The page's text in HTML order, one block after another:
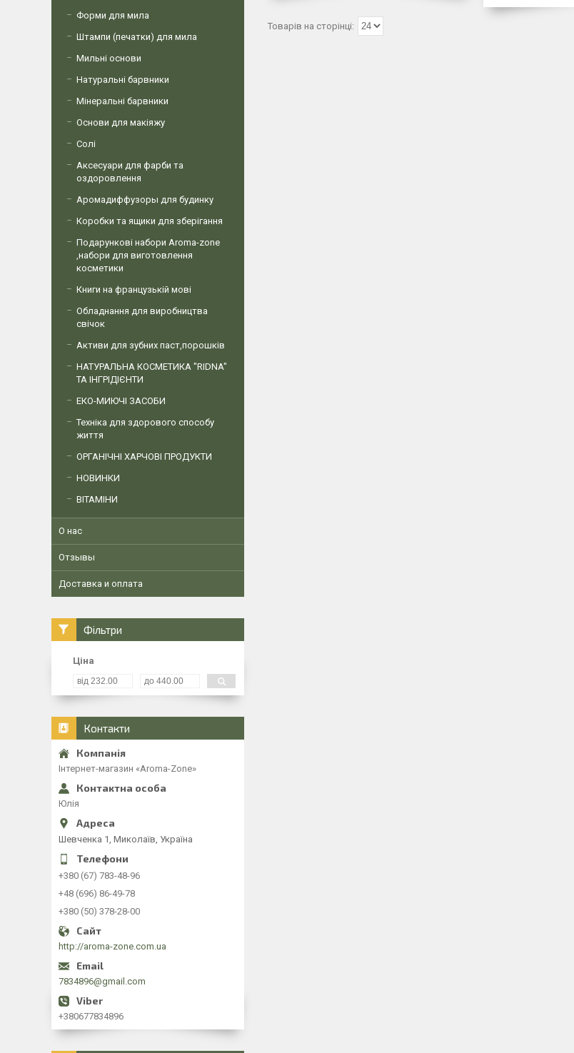
Форми для мила
Штампи (печатки) для мила
Мильні основи
Натуральні барвники
Мінеральні барвники
Основи для макіяжу
Солі
Аксесуари для фарби та
оздоровлення
Аромадиффузоры для будинку
Коробки та ящики для зберігання
Подарункові набори Aroma-zone
,набори для виготовлення
косметики
Книги на французькій мові
Обладнання для виробництва
свічок
Активи для зубних паст,порошків
НАТУРАЛЬНА КОСМЕТИКА "RIDNA"
ТА ІНГРІДІЄНТИ
ЕКО-МИЮЧІ ЗАСОБИ
Техніка для здорового способу
життя
ОРГАНІЧНІ ХАРЧОВІ ПРОДУКТИ
НОВИНКИ
ВІТАМІНИ
О нас
Отзывы
Доставка и оплата
Фільтри
Ціна
Контакти
Інтернет-магазин «Aroma-Zone»
Юлія
Шевченка 1, Миколаїв, Україна
+380 (67) 783-48-96
+48 (696) 86-49-78
+380 (50) 378-28-00
http://aroma-zone.com.ua
7834896@gmail.com
+380677834896